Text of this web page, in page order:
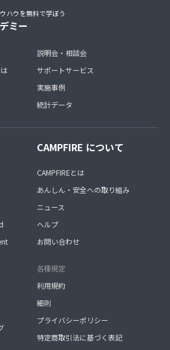
ハウを無料で学ぼう
ミー
説明会・相談会
サポートサービス
実施事例
統計データ
CAMPFIRE について
CAMPFIREとは
あんしん・安全への取り組み
ニュース
ヘルプ
お問い合わせ
各種規定
利用規約
細則
プライバシーポリシー
特定商取引法に基づく表記